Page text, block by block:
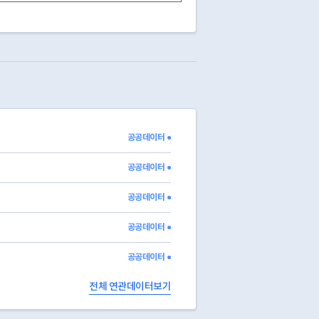
N
N
영유아생명신체피해(상해보험) Y Y
학교안전공제회
공공데이터 ●
공공데이터 ●
공공데이터 ●
공공데이터 ●
공공데이터 ●
전체 연관데이터보기